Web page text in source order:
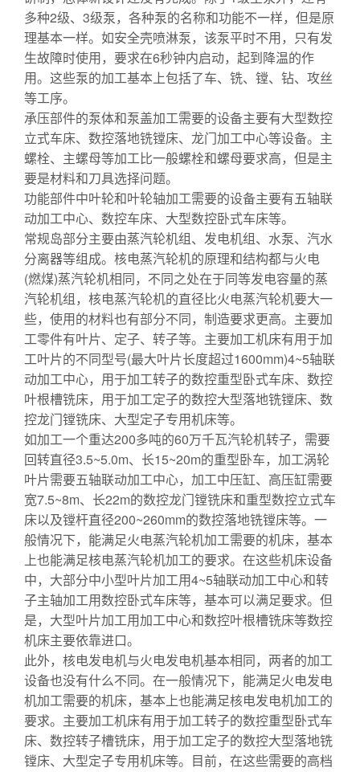
多种2级、3级泵，各种泵的名称和功能不一样，但是原
理基本一样。如安全壳喷淋泵，该泵平时不用，只有发
生故障时使用，要求在6秒钟内启动，起到降温的作
用。这些泵的加工基本上包括了车、铣、镗、钻、攻丝
等工序。
承压部件的泵体和泵盖加工需要的设备主要有大型数控
立式车床、数控落地铣镗床、龙门加工中心等设备。主
螺栓、主螺母等加工比一般螺栓和螺母要求高，但是主
要是材料和刀具选择问题。
功能部件中叶轮和叶轮轴加工需要的设备主要有五轴联
动加工中心、数控车床、大型数控卧式车床等。
常规岛部分主要由蒸汽轮机组、发电机组、水泵、汽水
分离器等组成。核电蒸汽轮机的原理和结构都与火电
(燃煤)蒸汽轮机相同，不同之处在于同等发电容量的蒸
汽轮机组，核电蒸汽轮机的直径比火电蒸汽轮机要大一
些，使用的材料也有部分不同，制造要求更高。主要加
工零件有叶片、定子、转子等。主要加工机床有用于加
工叶片的不同型号(最大叶片长度超过1600mm)4~5轴联
动加工中心，用于加工转子的数控重型卧式车床、数控
叶根槽铣床，用于加工定子的数控大型落地铣镗床、数
控龙门镗铣床、大型定子专用机床等。
如加工一个重达200多吨的60万千瓦汽轮机转子，需要
回转直径3.5~5.0m、长15~20m的重型卧车，加工涡轮
叶片需要五轴联动加工中心，加工中压缸、高压缸需要
宽7.5~8m、长22m的数控龙门镗铣床和重型数控立式车
床以及镗杆直径200~260mm的数控落地铣镗床等。一
般情况下，能满足火电蒸汽轮机加工需要的机床，基本
上也能满足核电蒸汽轮机加工的要求。在这些机床设备
中，大部分中小型叶片加工用4~5轴联动加工中心和转
子主轴加工用数控卧式车床等，基本可以满足要求。但
是，大型叶片加工用加工中心和数控叶根槽铣床等数控
机床主要依靠进口。
此外，核电发电机与火电发电机基本相同，两者的加工
设备也没有什么不同。在一般情况下，能满足火电发电
机加工需要的机床，基本上也能满足核电发电机加工的
要求。主要加工机床有用于加工转子的数控重型卧式车
床、数控转子槽铣床，用于加工定子的数控大型落地铣
镗床、大型定子专用机床等。目前，在这些需要的高档